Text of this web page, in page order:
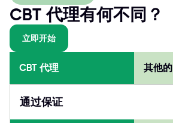
CBT 代理有何不同？
立即开始
CBT 代理 其他的
通过保证